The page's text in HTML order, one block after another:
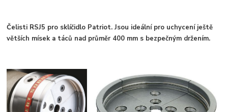
Čelisti RSJ5 pro sklíčidlo Patriot. Jsou ideální pro uchycení ještě
větších mísek a táců nad průměr 400 mm s bezpečným držením.